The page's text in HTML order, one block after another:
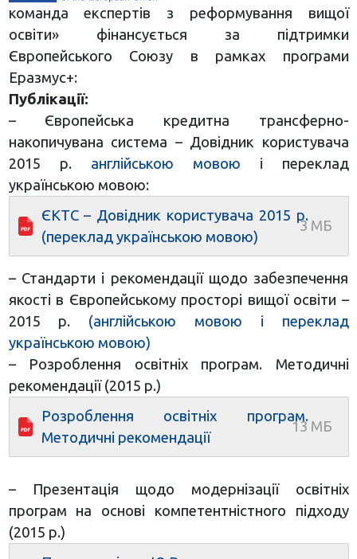
команда експертів з реформування вищої
освіти» фінансується за підтримки
Європейського Союзу в рамках програми
Еразмус+:
Публікації:
– Європейська кредитна трансферно-
накопичувана система – Довідник користувача
2015 р. англійською мовою і переклад
українською мовою:
ЄКТС – Довідник користувача 2015 р.
(переклад українською мовою)
– Стандарти і рекомендації щодо забезпечення
якості в Європейському просторі вищої освіти –
2015 р. (англійською мовою і переклад
українською мовою)
– Розроблення освітніх програм. Методичні
рекомендації (2015 р.)
Розроблення освітніх програм.
Методичні рекомендації
– Презентація щодо модернізації освітніх
програм на основі компетентністного підходу
(2015 р.)